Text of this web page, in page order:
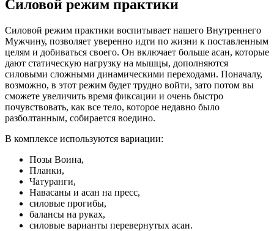
Силовой режим практики
Силовой режим практики воспитывает нашего Внутреннего
Мужчину, позволяет уверенно идти по жизни к поставленным
целям и добиваться своего. Он включает больше асан, которые
дают статическую нагрузку на мышцы, дополняются
силовыми сложными динамическими переходами. Поначалу,
возможно, в этот режим будет трудно войти, зато потом вы
сможете увеличить время фиксации и очень быстро
почувствовать, как все тело, которое недавно было
разболтанным, собирается воедино.
В комплексе используются вариации:
Позы Воина,
Планки,
Чатуранги,
Навасаны и асан на пресс,
силовые прогибы,
балансы на руках,
силовые варианты перевернутых асан.